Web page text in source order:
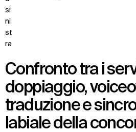
Confronto tra i servizi di
doppiaggio,
traduzione e
labiale della